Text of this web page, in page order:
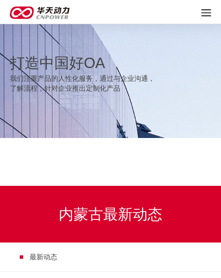
打造中国好OA
我们注重产品的人性化服务，通过与企业沟通，
了解流程，针对企业推出定制化产品
内蒙古最新动态
最新动态